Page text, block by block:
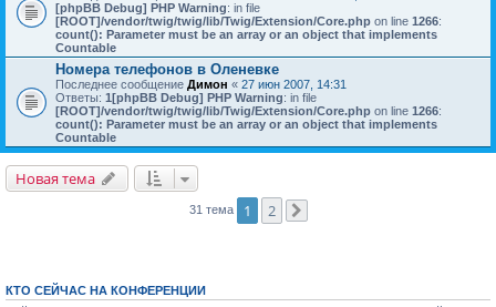
[phpBB Debug] PHP Warning: in file
[ROOT]/vendor/twig/twig/lib/Twig/Extension/Core.php on line 1266:
count(): Parameter must be an array or an object that implements
Countable
Номера телефонов в Оленевке
Последнее сообщение Димон « 27 июн 2007, 14:31
Ответы: 1[phpBB Debug] PHP Warning: in file
[ROOT]/vendor/twig/twig/lib/Twig/Extension/Core.php on line 1266:
count(): Parameter must be an array or an object that implements
Countable
Новая тема
31 тема 1 2
КТО СЕЙЧАС НА КОНФЕРЕНЦИИ